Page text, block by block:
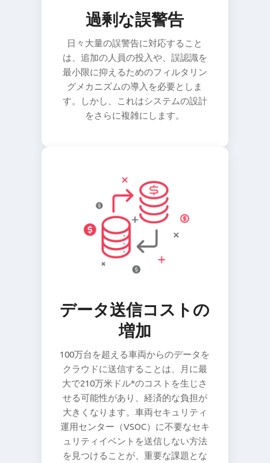
過剰な誤警告
日々大量の誤警告に対応すること
は、追加の人員の投入や、誤認識を
最小限に抑えるためのフィルタリン
グメカニズムの導入を必要としま
す。しかし、これはシステムの設計
をさらに複雑にします。
データ送信コストの
増加
100万台を超える車両からのデータを
クラウドに送信することは、月に最
大で210万米ドル*のコストを生じさ
せる可能性があり、経済的な負担が
大きくなります。車両セキュリティ
運用センター（VSOC）に不要なセキ
ュリティイベントを送信しない方法
を見つけることが、重要な課題とな